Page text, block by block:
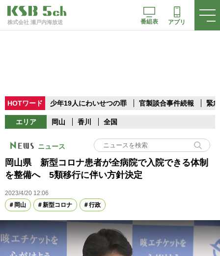
株式会社 瀬戸内海放送 番組表 アプリ
HOTワード 少年19人にわいせつの罪 官製談合事件続報 緊
エリア 岡山 香川 全国
ニュース
岡山県 新型コロナ患者が全病院で入院できる体制
を整備へ 5類移行に伴い方針決定
2023/4/20 12:06
岡山
新型コロナ 行政